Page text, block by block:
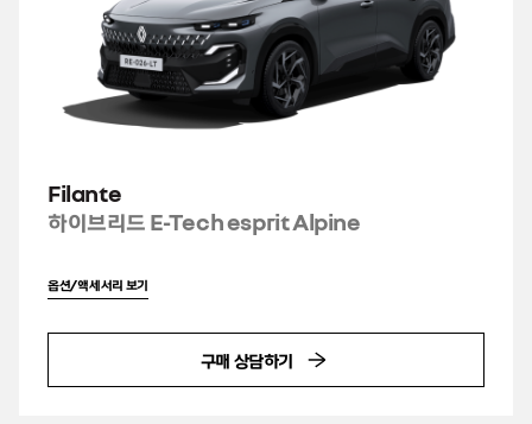
Filante
하이브리드 E-Tech esprit Alpine
옵션/액세서리 보기
구매 상담하기